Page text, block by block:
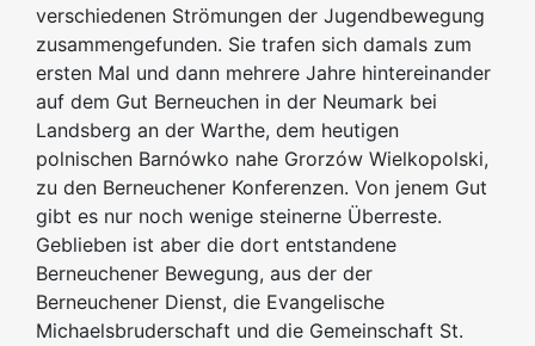
verschiedenen Strömungen der Jugendbewegung
zusammengefunden. Sie trafen sich damals zum
ersten Mal und dann mehrere Jahre hintereinander
auf dem Gut Berneuchen in der Neumark bei
Landsberg an der Warthe, dem heutigen
polnischen Barnówko nahe Grorzów Wielkopolski,
zu den Berneuchener Konferenzen. Von jenem Gut
gibt es nur noch wenige steinerne Überreste.
Geblieben ist aber die dort entstandene
Berneuchener Bewegung, aus der der
Berneuchener Dienst, die Evangelische
Michaelsbruderschaft und die Gemeinschaft St.